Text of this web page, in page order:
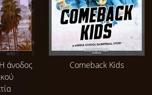
άνοδος
Comeback Kids